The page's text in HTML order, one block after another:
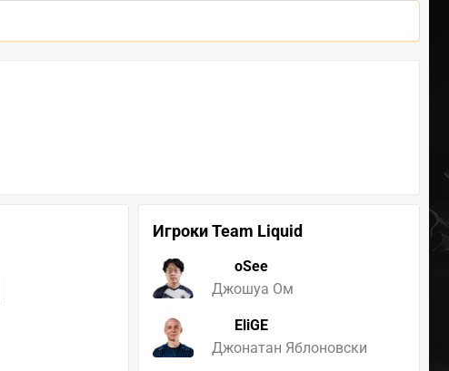
Игроки Team Liquid
oSee
Джошуа Ом
EliGE
Джонатан Яблоновски